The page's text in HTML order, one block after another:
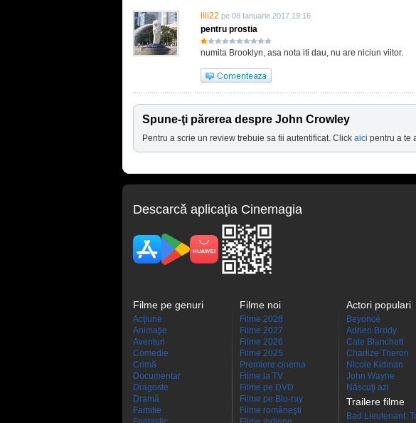
lili22 pe 08 Ianuarie 2017 19:16
pentru prostia
numita Brooklyn, asa nota iti dau, nu are niciun viitor.
Spune-ţi părerea despre John Crowley
Pentru a scrie un review trebuie sa fii autentificat. Click aici pentru a te
Descarcă aplicaţia Cinemagia
Filme pe genuri
Acţiune
Animaţie
Aventuri
Comedie
Crimă
Documentar
Dragoste
Dramă
Familie
Filme noi
Filme 2028
Filme 2027
Filme 2026
Filme 2025
Premiere cinema
Filme la TV
Filme pe DVD
Filme pe Blu-ray
Filme româneşti
Actori populari
Beyoncé
Adrien Brody
Cate Blanchett
Charlize Theron
Nicole Kidman
John Wayne
Născuţi azi
Trailere filme
Bad Lieutenant: